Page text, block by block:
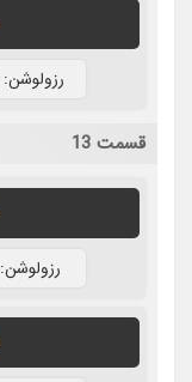
رزولوشن: Bluray
قسمت 13
رزولوشن: 480p